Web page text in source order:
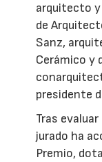
arquitecto y
de
Sanz,
Cerámico y
presidente
Tras
jurado ha
Premio,